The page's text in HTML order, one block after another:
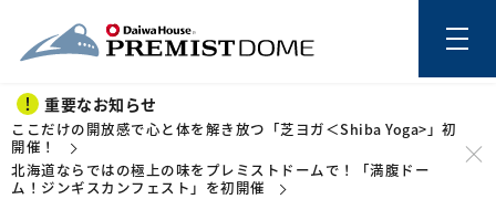
このページの本文を読む
重要なお知らせ
ここだけの開放感で心と体を解き放つ「芝ヨガ＜Shiba Yoga>」初
開催！
北海道ならではの極上の味をプレミストドームで！「満腹ドー
ム！ジンギスカンフェスト」を初開催